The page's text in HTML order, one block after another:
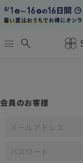
menu search
会員のお客様